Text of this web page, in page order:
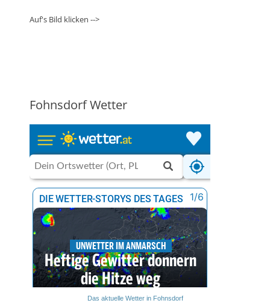
Auf's Bild klicken -->
Fohnsdorf Wetter
Das aktuelle Wetter in Fohnsdorf